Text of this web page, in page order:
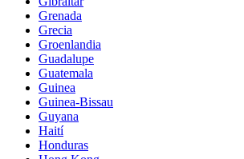
Grenada
Grecia
Groenlandia
Guadalupe
Guatemala
Guinea
Guinea-Bissau
Guyana
Haití
Honduras